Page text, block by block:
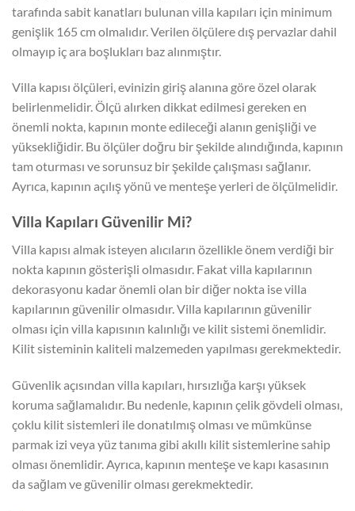
tarafında sabit kanatları bulunan villa kapıları için minimum
genişlik 165 cm olmalıdır. Verilen ölçülere dış pervazlar dahil
olmayıp iç ara boşlukları baz alınmıştır.
Villa kapısı ölçüleri, evinizin giriş alanına göre özel olarak
belirlenmelidir. Ölçü alırken dikkat edilmesi gereken en
önemli nokta, kapının monte edileceği alanın genişliği ve
yüksekliğidir. Bu ölçüler doğru bir şekilde alındığında, kapının
tam oturması ve sorunsuz bir şekilde çalışması sağlanır.
Ayrıca, kapının açılış yönü ve menteşe yerleri de ölçülmelidir.
Villa Kapıları Güvenilir Mi?
Villa kapısı almak isteyen alıcıların özellikle önem verdiği bir
nokta kapının gösterişli olmasıdır. Fakat villa kapılarının
dekorasyonu kadar önemli olan bir diğer nokta ise villa
kapılarının güvenilir olmasıdır. Villa kapılarının güvenilir
olması için villa kapısının kalınlığı ve kilit sistemi önemlidir.
Kilit sisteminin kaliteli malzemeden yapılması gerekmektedir.
Güvenlik açısından villa kapıları, hırsızlığa karşı yüksek
koruma sağlamalıdır. Bu nedenle, kapının çelik gövdeli olması,
çoklu kilit sistemleri ile donatılmış olması ve mümkünse
parmak izi veya yüz tanıma gibi akıllı kilit sistemlerine sahip
olması önemlidir. Ayrıca, kapının menteşe ve kapı kasasının
da sağlam ve güvenilir olması gerekmektedir.